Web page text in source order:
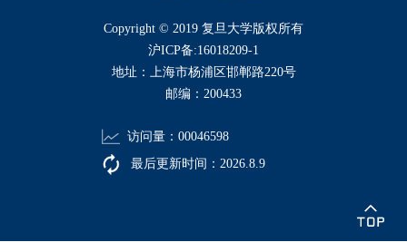
​Copyright © 2019 复旦大学版权所有
沪ICP备:16018209-1
地址：上海市杨浦区邯郸路220号
邮编：200433
访问量： 00046598
最后更新时间： 2026 8 9